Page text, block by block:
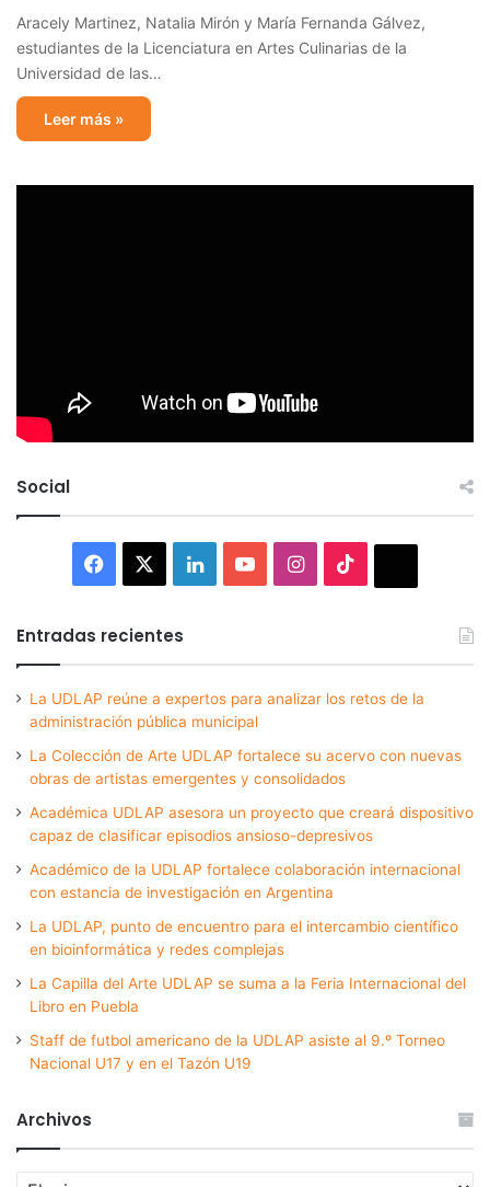
Aracely Martinez, Natalia Mirón y María Fernanda Gálvez,
estudiantes de la Licenciatura en Artes Culinarias de la
Universidad de las…
Leer más »
Social
Facebook LinkedInYouTubeInstagram
Entradas recientes
La UDLAP reúne a expertos para analizar los retos de la
administración pública municipal
La Colección de Arte UDLAP fortalece su acervo con nuevas
obras de artistas emergentes y consolidados
Académica UDLAP asesora un proyecto que creará dispositivo
capaz de clasificar episodios ansioso-depresivos
Académico de la UDLAP fortalece colaboración internacional
con estancia de investigación en Argentina
La UDLAP, punto de encuentro para el intercambio científico
en bioinformática y redes complejas
La Capilla del Arte UDLAP se suma a la Feria Internacional del
Libro en Puebla
Staff de futbol americano de la UDLAP asiste al 9.º Torneo
Nacional U17 y en el Tazón U19
Archivos
Archivos